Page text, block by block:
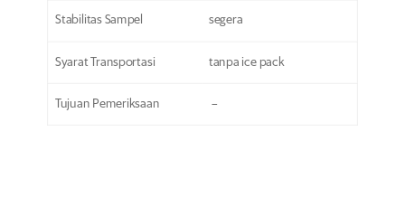
Stabilitas Sampel segera
Syarat Transportasi tanpa ice pack
Tujuan Pemeriksaan –